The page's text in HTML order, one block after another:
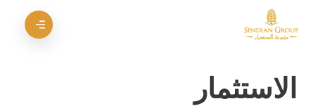
قائمة الطعام
الاستثمار
إغلاق